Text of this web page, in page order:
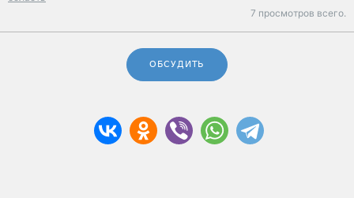
7 просмотров всего.
ОБСУДИТЬ